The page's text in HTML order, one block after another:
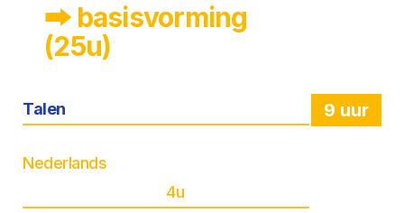
🠲 basisvorming
(25u)
Talen 9 uur
Nederlands
4u